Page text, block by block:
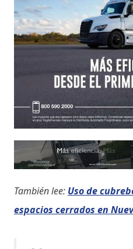
También lee: Uso de
espacios cerrados en